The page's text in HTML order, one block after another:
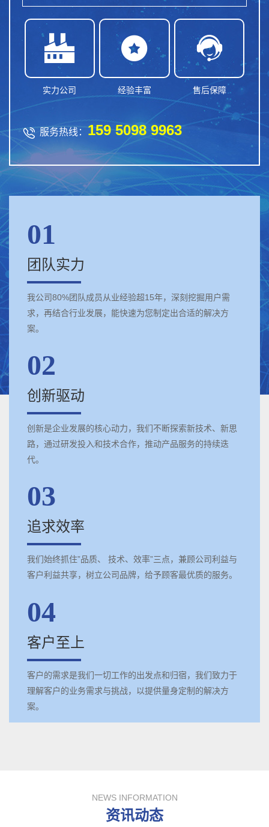

实力公司

经验丰富

售后保障
 服务热线： 159 5098 9963
01
团队实力
我公司80%团队成员从业经验超15年，深刻挖掘用户需
求，再结合行业发展，能快速为您制定出合适的解决方
案。
02
创新驱动
创新是企业发展的核心动力，我们不断探索新技术、新思
路，通过研发投入和技术合作，推动产品服务的持续迭
代。
03
追求效率
我们始终抓住”品质、 技术、效率”三点，兼顾公司利益与
客户利益共享，树立公司品牌，给予顾客最优质的服务。
04
客户至上
客户的需求是我们一切工作的出发点和归宿，我们致力于
理解客户的业务需求与挑战，以提供量身定制的解决方
案。
NEWS INFORMATION
资讯动态